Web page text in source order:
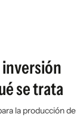
inversión
se trata
la producción de